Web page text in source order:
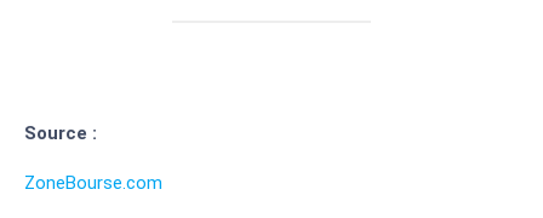
Source :
ZoneBourse.com